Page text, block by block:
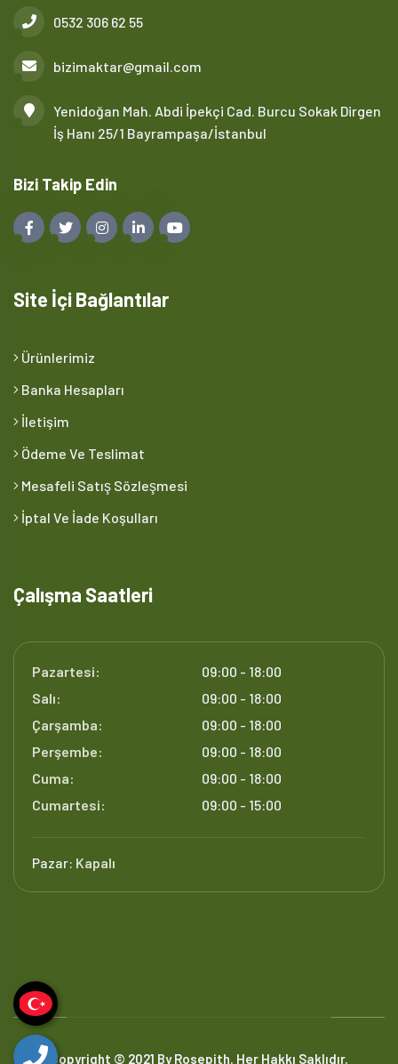
0532 306 62 55
bizimaktar@gmail.com
Yenidoğan Mah. Abdi İpekçi Cad. Burcu Sokak Dirgen
İş Hanı 25/1 Bayrampaşa/İstanbul
Bizi Takip Edin
Site İçi Bağlantılar
Ürünlerimiz
Banka Hesapları
İletişim
Ödeme Ve Teslimat
Mesafeli Satış Sözleşmesi
İptal Ve İade Koşulları
Çalışma Saatleri
Pazartesi:
09:00 - 18:00
Salı:
09:00 - 18:00
Çarşamba:
09:00 - 18:00
Perşembe:
09:00 - 18:00
Cuma:
09:00 - 18:00
Cumartesi:
09:00 - 15:00
Pazar: Kapalı
Copyright © 2021 By Rosepith. Her Hakkı Saklıdır.